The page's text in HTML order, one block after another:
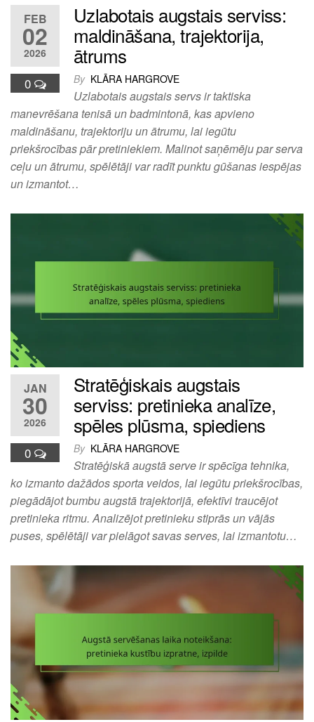
FEB
02
2026
0
Uzlabotais augstais serviss:
maldināšana, trajektorija,
ātrums
By KLĀRA HARGROVE
Uzlabotais augstais servs ir taktiska
manevrēšana tenisā un badmintonā, kas apvieno
maldināšanu, trajektoriju un ātrumu, lai iegūtu
priekšrocības pār pretiniekiem. Malinot saņēmēju par serva
ceļu un ātrumu, spēlētāji var radīt punktu gūšanas iespējas
un izmantot…
JAN
30
2026
0
Stratēģiskais augstais
serviss: pretinieka analīze,
spēles plūsma, spiediens
By KLĀRA HARGROVE
Stratēģiskā augstā serve ir spēcīga tehnika,
ko izmanto dažādos sporta veidos, lai iegūtu priekšrocības,
piegādājot bumbu augstā trajektorijā, efektīvi traucējot
pretinieka ritmu. Analizējot pretinieku stiprās un vājās
puses, spēlētāji var pielāgot savas serves, lai izmantotu…